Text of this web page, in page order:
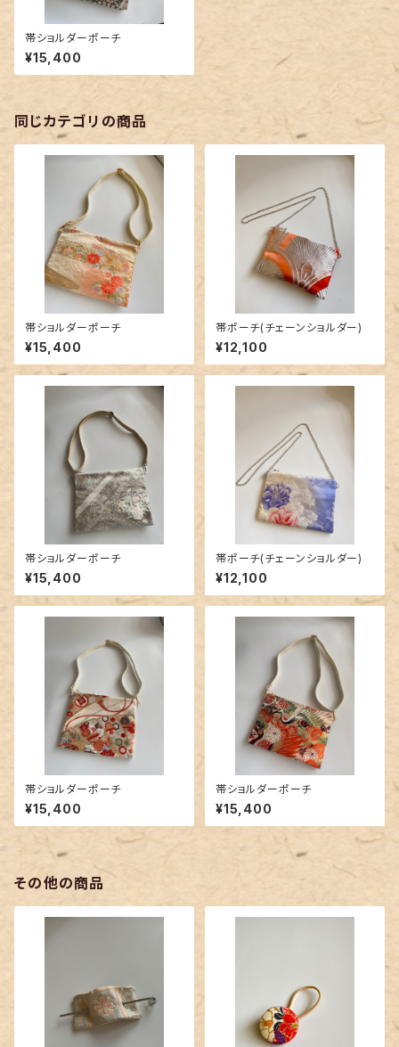
帯ショルダーポーチ
¥15,400
同じカテゴリの商品
帯ショルダーポーチ
¥15,400
帯ポーチ(チェーンショルダー)
¥12,100
帯ショルダーポーチ
¥15,400
帯ポーチ(チェーンショルダー)
¥12,100
帯ショルダーポーチ
¥15,400
帯ショルダーポーチ
¥15,400
その他の商品